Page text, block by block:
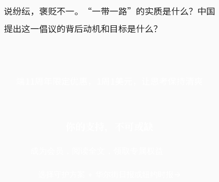
说纷纭，褒贬不一。“一带一路”的实质是什么？中国
提出这一倡议的背后动机和目标是什么？